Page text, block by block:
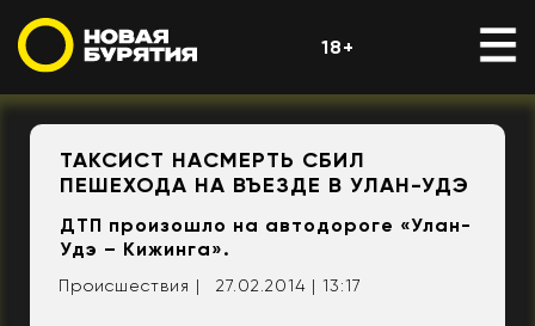
18+
ТАКСИСТ НАСМЕРТЬ СБИЛ
ПЕШЕХОДА НА ВЪЕЗДЕ В УЛАН-УДЭ
ДТП произошло на автодороге «Улан-
Удэ – Кижинга».
Происшествия | 27.02.2014 | 13:17